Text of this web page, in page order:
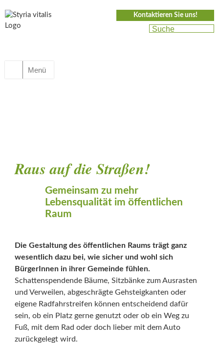
Kontaktieren Sie uns!
Menü
Raus auf die Straßen!
Gemeinsam zu mehr
Lebensqualität im öffentlichen
Raum
Die Gestaltung des öffentlichen Raums trägt ganz
wesentlich dazu bei, wie sicher und wohl sich
BürgerInnen in ihrer Gemeinde fühlen.
Schattenspendende Bäume, Sitzbänke zum Ausrasten
und Verweilen, abgeschrägte Gehsteigkanten oder
eigene Radfahrstreifen können entscheidend dafür
sein, ob ein Platz gerne genutzt oder ob ein Weg zu
Fuß, mit dem Rad oder doch lieber mit dem Auto
zurückgelegt wird.